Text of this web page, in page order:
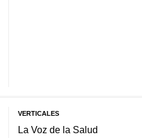
VERTICALES
La Voz de la Salud